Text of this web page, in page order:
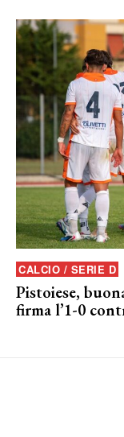
CALCIO / SERIE D
Pistoiese,
firma l’1-0